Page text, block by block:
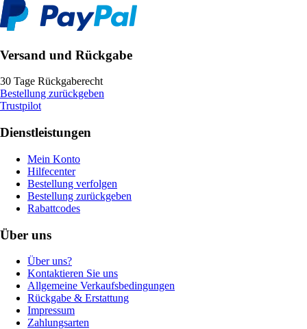
Versand und Rückgabe
30 Tage Rückgaberecht
Bestellung zurückgeben
Trustpilot
Dienstleistungen
Mein Konto
Hilfecenter
Bestellung verfolgen
Bestellung zurückgeben
Rabattcodes
Über uns
Über uns?
Kontaktieren Sie uns
Allgemeine Verkaufsbedingungen
Rückgabe & Erstattung
Impressum
Zahlungsarten